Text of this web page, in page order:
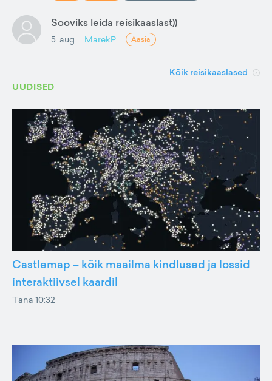
Sooviks leida reisikaaslast))
5. aug MarekP Aasia
Kõik reisikaaslased
UUDISED
Castlemap – kõik maailma kindlused ja lossid
interaktiivsel kaardil
Täna 10:32